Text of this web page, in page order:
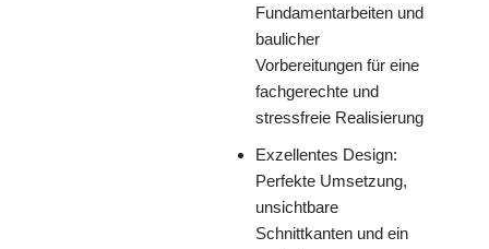
Fundamentarbeiten und
baulicher
Vorbereitungen für eine
fachgerechte und
stressfreie Realisierung
Exzellentes Design:
Perfekte Umsetzung,
unsichtbare
Schnittkanten und ein